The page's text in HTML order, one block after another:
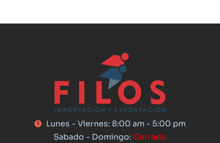
Lunes - Viernes: 8:00 am - 5:00 pm
Sabado - Domingo: Cerrado